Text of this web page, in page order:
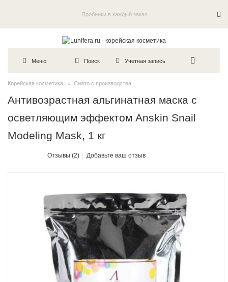
Пробники в каждый заказ
Меню Поиск Учетная запись
Корейская косметика Снято с производства
Антивозрастная альгинатная маска с
осветляющим эффектом Anskin Snail
Modeling Mask, 1 кг
Отзывы (2) Добавьте ваш отзыв